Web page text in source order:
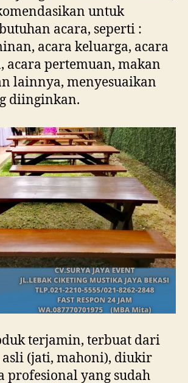
untuk
acara, seperti :
acara keluarga, acara
acara pertemuan, makan
lainnya, menyesuaikan
diinginkan.
terjamin, terbuat dari
(jati, mahoni), diukir
profesional yang sudah